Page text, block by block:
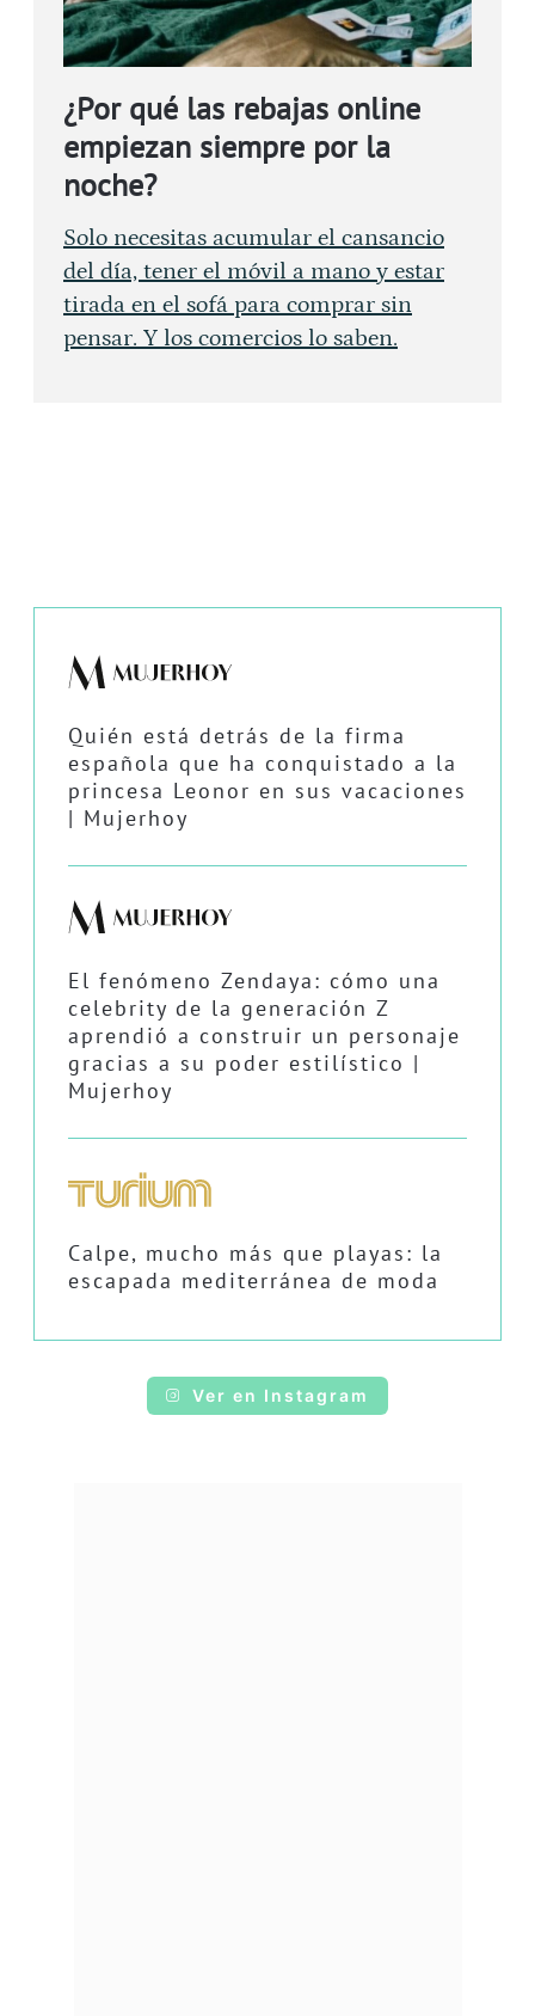
¿Por qué las rebajas online
empiezan siempre por la
noche?
Solo necesitas acumular el cansancio
del día, tener el móvil a mano y estar
tirada en el sofá para comprar sin
pensar. Y los comercios lo saben.
Quién está detrás de la firma
española que ha conquistado a la
princesa Leonor en sus vacaciones
| Mujerhoy
El fenómeno Zendaya: cómo una
celebrity de la generación Z
aprendió a construir un personaje
gracias a su poder estilístico |
Mujerhoy
Calpe, mucho más que playas: la
escapada mediterránea de moda
Ver en Instagram